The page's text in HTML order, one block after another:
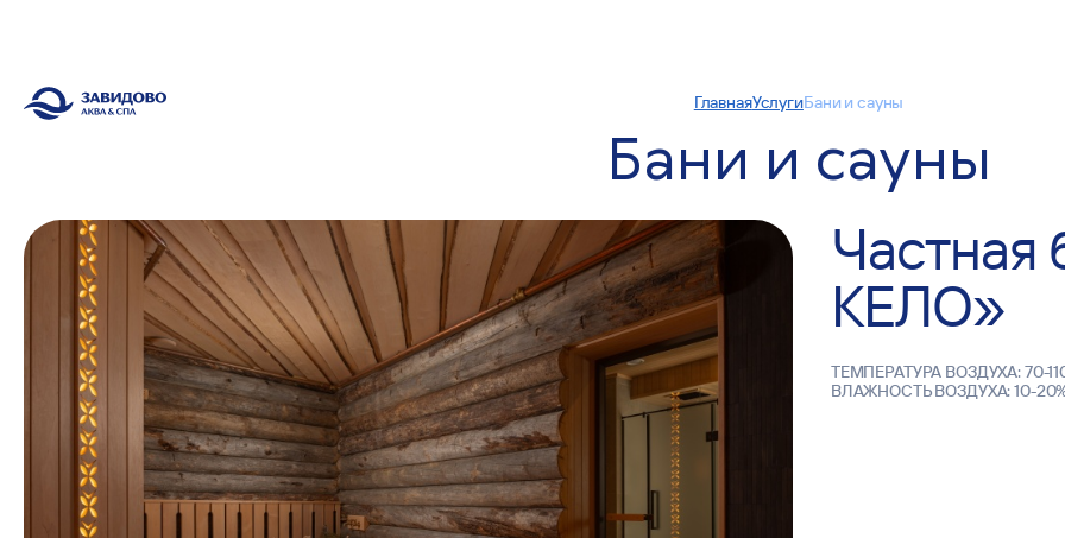
ГлавнаяУслугиБани и сауны
Бани и сауны
КЕЛО»
TEMПEPATУPA ВОЗДУХА: 70-
ВЛАЖНОСТЬ ВОЗДУХА: 10-